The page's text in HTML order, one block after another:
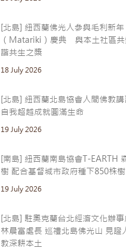
[北島] 紐西蘭佛光人參與毛利新年
（Matariki）慶典 與本土社區共
諧共生之槳
18 July 2026
[北島] 紐西蘭北島協會人間佛教講
自我超越成就圓滿生命
19 July 2026
[南島] 紐西蘭南島協會T-EARTH
樹 配合基督城市政府種下850株
19 July 2026
[北島] 駐奧克蘭台北經濟文化辦事
林晨富處長 巡禮北島佛光山 見證
教深耕本土